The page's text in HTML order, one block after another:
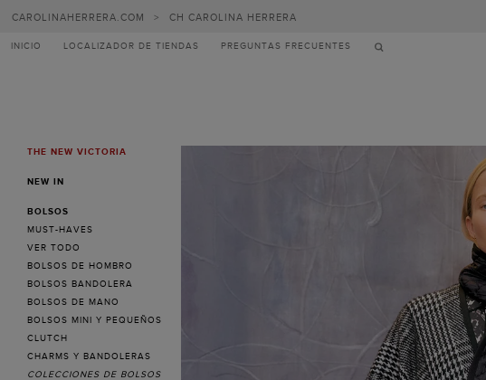
Carolina
Herrera
CAROLINAHERRERA.COM > CH CAROLINA HERRERA
INICIO LOCALIZADOR DE TIENDAS PREGUNTAS FRECUENTES
MENUTHE NEW VICTORIA
NEW IN
BOLSOS
MUST-HAVES
VER TODO
BOLSOS DE HOMBRO
BOLSOS BANDOLERA
BOLSOS DE MANO
BOLSOS MINI Y PEQUEÑOS
CLUTCH
CHARMS Y BANDOLERAS
COLECCIONES DE BOLSOS